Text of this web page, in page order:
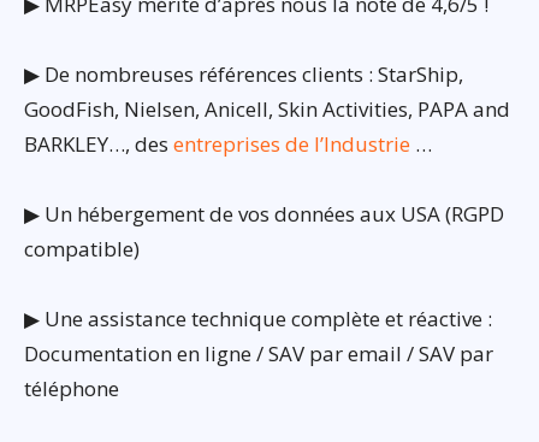
▶ De nombreuses références clients : StarShip,
GoodFish, Nielsen, Anicell, Skin Activities, PAPA and
BARKLEY…, des entreprises de l’Industrie …
▶ Un hébergement de vos données aux USA (RGPD
compatible)
▶ Une assistance technique complète et réactive :
Documentation en ligne / SAV par email / SAV par
téléphone